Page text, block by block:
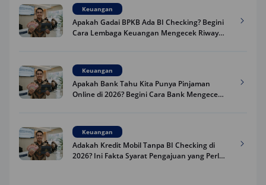
Keuangan
Apakah Gadai BPKB Ada BI Checking? Begini
Cara Lembaga Keuangan Mengecek Riwayat
Keuangan
Apakah Bank Tahu Kita Punya Pinjaman
Online di 2026? Begini Cara Bank Mengecek
Keuangan
Adakah Kredit Mobil Tanpa BI Checking di
2026? Ini Fakta Syarat Pengajuan yang Perlu